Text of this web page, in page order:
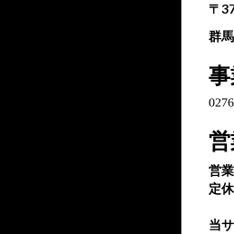
〒
群
営
定
当